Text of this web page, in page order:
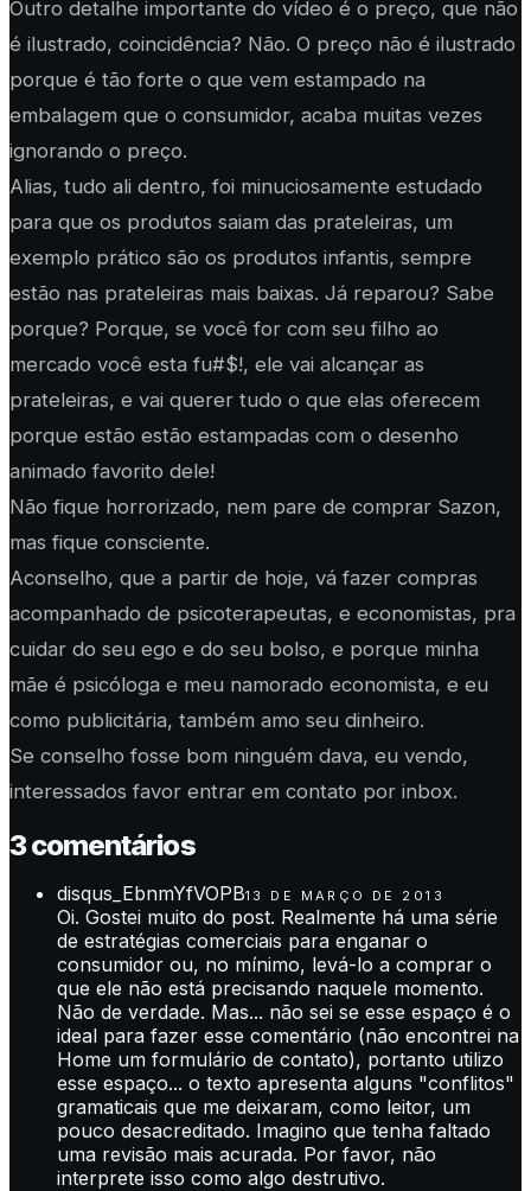
Outro detalhe importante do vídeo é o preço, que não
é ilustrado, coincidência? Não. O preço não é ilustrado
porque é tão forte o que vem estampado na
embalagem que o consumidor, acaba muitas vezes
ignorando o preço.
Alias, tudo ali dentro, foi minuciosamente estudado
para que os produtos saiam das prateleiras, um
exemplo prático são os produtos infantis, sempre
estão nas prateleiras mais baixas. Já reparou? Sabe
porque? Porque, se você for com seu filho ao
mercado você esta fu#$!, ele vai alcançar as
prateleiras, e vai querer tudo o que elas oferecem
porque estão estão estampadas com o desenho
animado favorito dele!
Não fique horrorizado, nem pare de comprar Sazon,
mas fique consciente.
Aconselho, que a partir de hoje, vá fazer compras
acompanhado de psicoterapeutas, e economistas, pra
cuidar do seu ego e do seu bolso, e porque minha
mãe é psicóloga e meu namorado economista, e eu
como publicitária, também amo seu dinheiro.
Se conselho fosse bom ninguém dava, eu vendo,
interessados favor entrar em contato por inbox.
3comentários
disqus_EbnmYfVOPB13 DE MARÇO DE 2013
Oi. Gostei muito do post. Realmente há uma série
de estratégias comerciais para enganar o
consumidor ou, no mínimo, levá-lo a comprar o
que ele não está precisando naquele momento.
Não de verdade. Mas... não sei se esse espaço é o
ideal para fazer esse comentário (não encontrei na
Home um formulário de contato), portanto utilizo
esse espaço... o texto apresenta alguns "conflitos"
gramaticais que me deixaram, como leitor, um
pouco desacreditado. Imagino que tenha faltado
uma revisão mais acurada. Por favor, não
interprete isso como algo destrutivo.